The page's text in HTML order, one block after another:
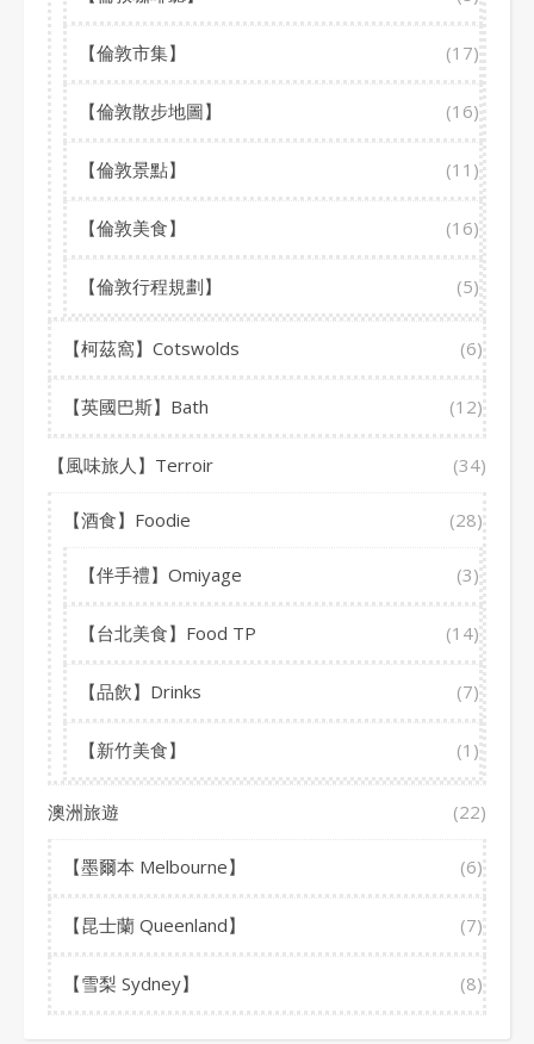
【倫敦市集】 (17)
【倫敦散步地圖】 (16)
【倫敦景點】 (11)
【倫敦美食】 (16)
【倫敦行程規劃】 (5)
【柯茲窩】Cotswolds (6)
【英國巴斯】Bath (12)
【風味旅人】Terroir (34)
【酒食】Foodie (28)
【伴手禮】Omiyage (3)
【台北美食】Food TP (14)
【品飲】Drinks (7)
【新竹美食】 (1)
澳洲旅遊 (22)
【墨爾本 Melbourne】 (6)
【昆士蘭 Queenland】 (7)
【雪梨 Sydney】 (8)